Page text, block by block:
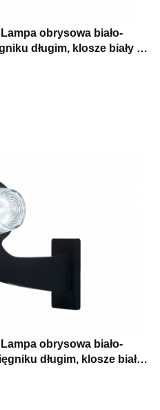
obrysowa biało-
długim, klosze biały i
obrysowa biało-
długim, klosze biały i